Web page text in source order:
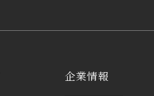
企業情報